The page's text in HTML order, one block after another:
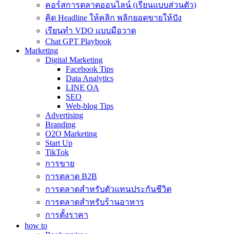
คอร์สการตลาดออนไลน์ (เรียนแบบส่วนตัว)
คิด Headline ให้คลิก พลิกยอดขายให้ปัง
เรียนทำ VDO แบบมือวาด
Chat GPT Playbook
Marketing
Digital Marketing
Facebook Tips
Data Analytics
LINE OA
SEO
Web-blog Tips
Advertising
Branding
O2O Marketing
Start Up
TikTok
การขาย
การตลาด B2B
การตลาดสำหรับตัวแทนประกันชีวิต
การตลาดสำหรับร้านอาหาร
การตั้งราคา
how to